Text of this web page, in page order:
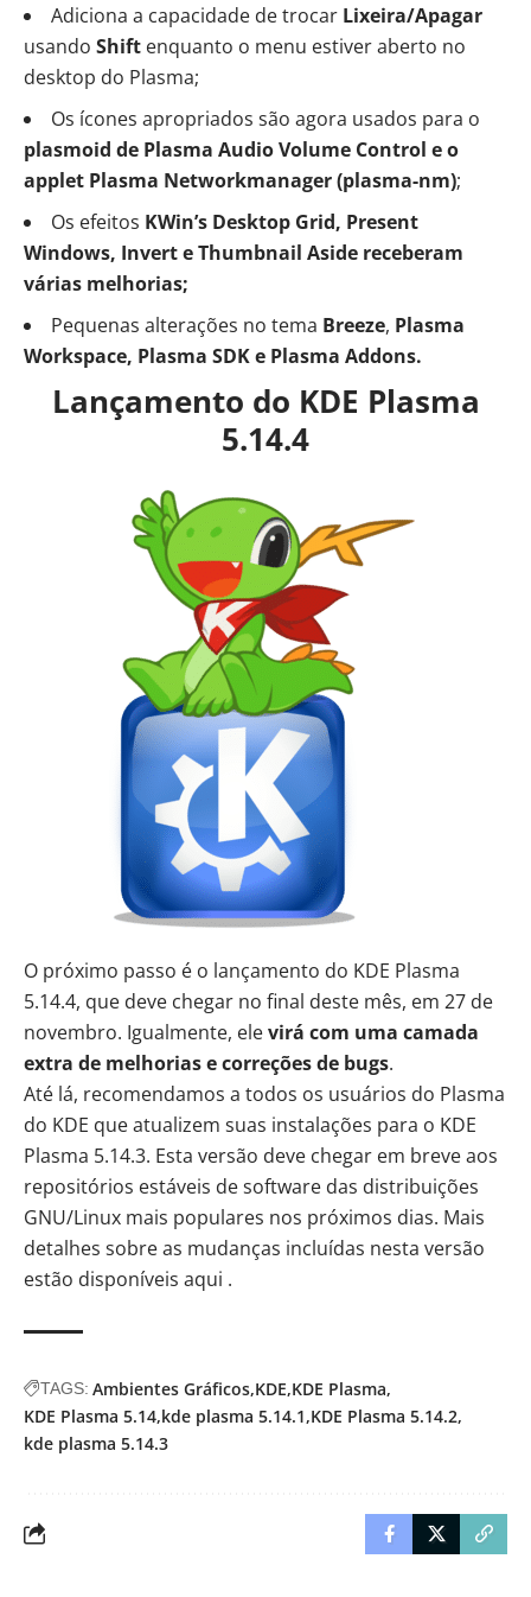
Adiciona a capacidade de trocar Lixeira/Apagar
usando Shift enquanto o menu estiver aberto no
desktop do Plasma;
Os ícones apropriados são agora usados para o
plasmoid de Plasma Audio Volume Control e o
applet Plasma Networkmanager (plasma-nm);
Os efeitos KWin’s Desktop Grid, Present
Windows, Invert e Thumbnail Aside receberam
várias melhorias;
Pequenas alterações no tema Breeze, Plasma
Workspace, Plasma SDK e Plasma Addons.
Lançamento do KDE Plasma
5.14.4
O próximo passo é o lançamento do KDE Plasma
5.14.4, que deve chegar no final deste mês, em 27 de
novembro. Igualmente, elevirá com uma camada
extra de melhorias e correções de bugs.
Até lá, recomendamos a todos os usuários do Plasma
do KDE que atualizem suas instalações para o KDE
Plasma 5.14.3. Esta versão deve chegar em breve aos
repositórios estáveis de software das distribuições
GNU/Linux mais populares nos próximos dias. Mais
detalhes sobre as mudanças incluídas nesta versão
estão disponíveis aqui .
TAGS: Ambientes Gráficos KDE KDE Plasma
KDE Plasma 5.14 kde plasma 5.14.1 KDE Plasma 5.14.2
kde plasma 5.14.3